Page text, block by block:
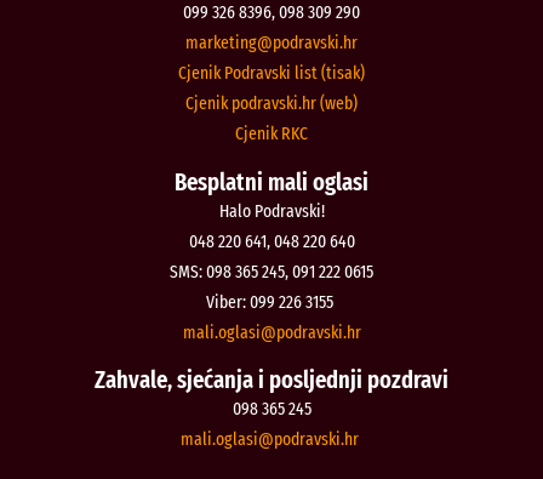
099 326 8396, 098 309 290
rh.iksvardop
@gnitekram
Cjenik Podravski list (tisak)
Cjenik podravski.hr (web)
Cjenik RKC
Besplatni mali oglasi
Halo Podravski!
048 220 641, 048 220 640
SMS: 098 365 245, 091 222 0615
Viber: 099 226 3155
rh.iksvardop
@isalgo.ilam
Zahvale, sjećanja i posljednji pozdravi
098 365 245
rh.iksvardop
@isalgo.ilam